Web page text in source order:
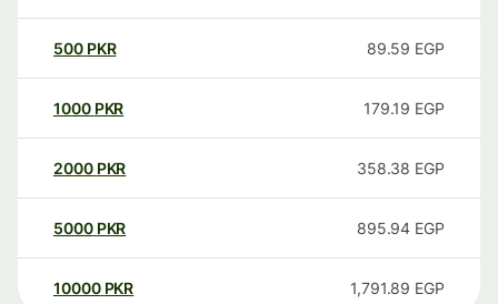
500 PKR 89.59 EGP
1000 PKR 179.19 EGP
2000 PKR 358.38 EGP
5000 PKR 895.94 EGP
10000 PKR 1,791.89 EGP